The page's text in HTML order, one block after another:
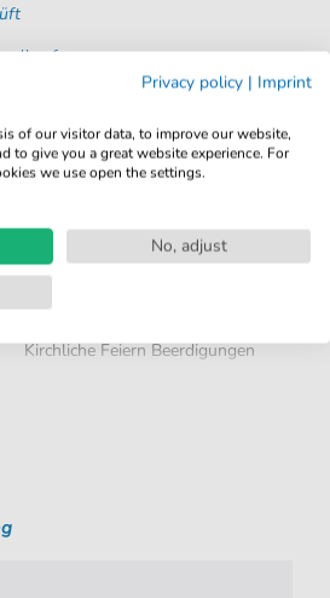
nach Kauf
Solo
Akkordeon
Kirchliche Feiern Beerdigungen
Privacy policy | Imprint
of our visitor data, to improve our website,
to give you a great website experience. For
we use open the settings.
No, adjust